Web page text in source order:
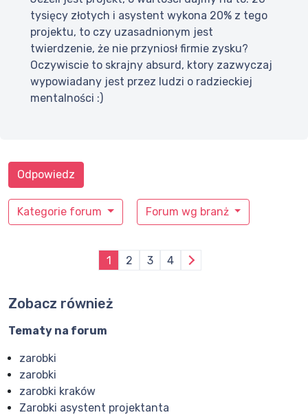
tysięcy złotych i asystent wykona 20% z tego
projektu, to czy uzasadnionym jest
twierdzenie, że nie przyniosł firmie zysku?
Oczywiscie to skrajny absurd, ktory zazwyczaj
wypowiadany jest przez ludzi o radzieckiej
mentalności :)
Kategorie forum Forum wg branż
Odpowiedz
1 2 3 4
Zobacz również
Tematy na forum
zarobki
zarobki
zarobki kraków
Zarobki asystent projektanta